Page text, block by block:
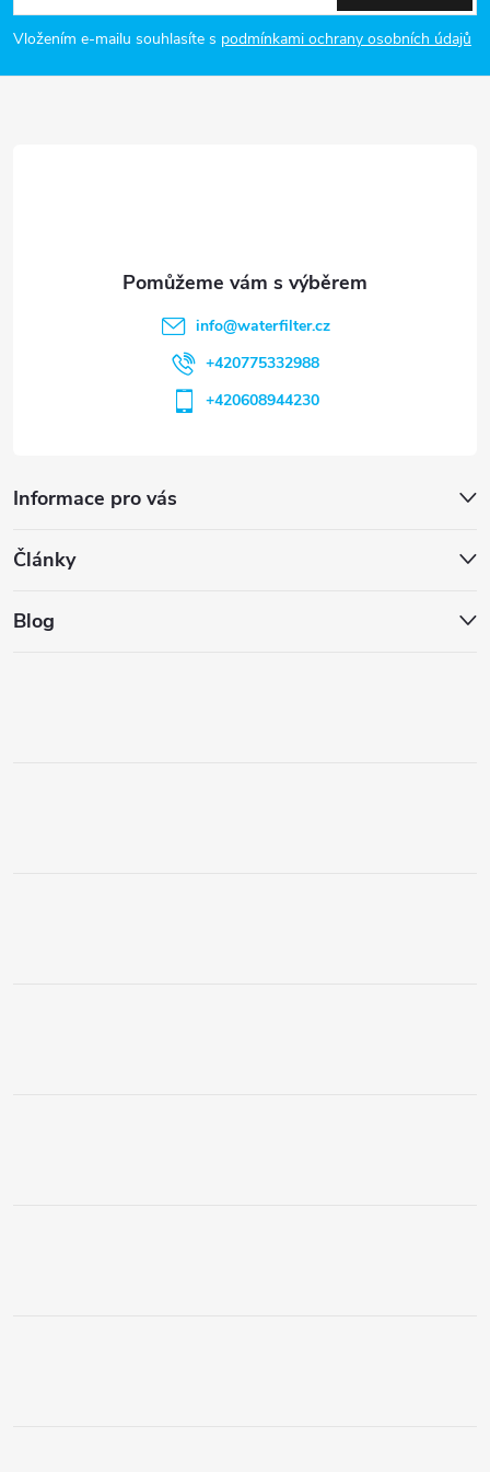
p
a
Vložením e-mailu souhlasíte s podmínkami ochrany osobních údajů
Informace pro vás
Články
Blog
info@waterfilter.cz
+420775332988
+420608944230